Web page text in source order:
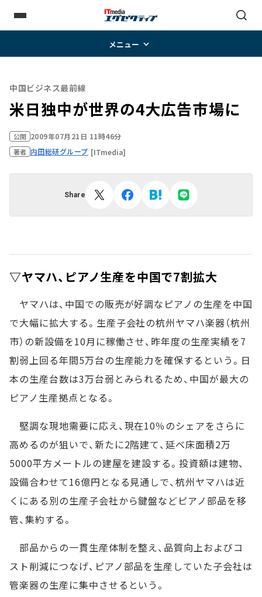
メニュー
中国ビジネス最前線
米日独中が世界の4大広告市場に
公開 2009年07月21日 11時46分
著者 内田総研グループ [ITmedia]
Share
▽ヤマハ、ピアノ生産を中国で7割拡大
ヤマハは、中国での販売が好調なピアノの生産を中国
で大幅に拡大する。生産子会社の杭州ヤマハ楽器（杭州
市）の新設備を10月に稼働させ、昨年度の生産実績を7
割弱上回る年間5万台の生産能力を確保するという。日
本の生産台数は3万台弱とみられるため、中国が最大の
ピアノ生産拠点となる。
堅調な現地需要に応え、現在10％のシェアをさらに
高めるのが狙いで、新たに2階建て、延べ床面積2万
5000平方メートルの建屋を建設する。投資額は建物、
設備合わせて16億円となる見通しで、杭州ヤマハは近
くにある別の生産子会社から鍵盤などピアノ部品を移
管、集約する。
部品からの一貫生産体制を整え、品質向上およびコ
スト削減につなげ、ピアノ部品を生産していた子会社は
管楽器の生産に集中させるという。